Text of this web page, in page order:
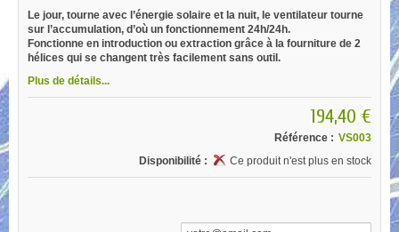
Le jour, tourne avec l’énergie solaire et la nuit, le ventilateur tourne
sur l’accumulation, d’où un fonctionnement 24h/24h.
Fonctionne en introduction ou extraction grâce à la fourniture de 2
hélices qui se changent très facilement sans outil.
Plus de détails...
194,40 €
Référence : VS003
Disponibilité :
Ce produit n'est plus en stock